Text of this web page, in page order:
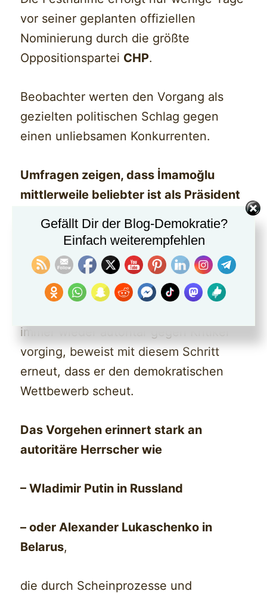
vor seiner geplanten offiziellen
Nominierung durch die größte
Oppositionspartei CHP.
Beobachter werten den Vorgang als
gezielten politischen Schlag gegen
einen unliebsamen Konkurrenten.
Umfragen zeigen, dass İmamoğlu
mittlerweile beliebter ist als Präsident
der diesen offenbar veranlasste, seinen
Herausforderer mithilfe der Justiz
auszuschalten.
immer wieder autoritär gegen Kritiker
vorging, beweist mit diesem Schritt
erneut, dass er den demokratischen
Wettbewerb scheut.
Das Vorgehen erinnert stark an
autoritäre Herrscher wie
– Wladimir Putin in Russland
– oder Alexander Lukaschenko in
Belarus,
die durch Scheinprozesse und
Gefällt Dir der Blog-Demokratie?
Einfach weiterempfehlen